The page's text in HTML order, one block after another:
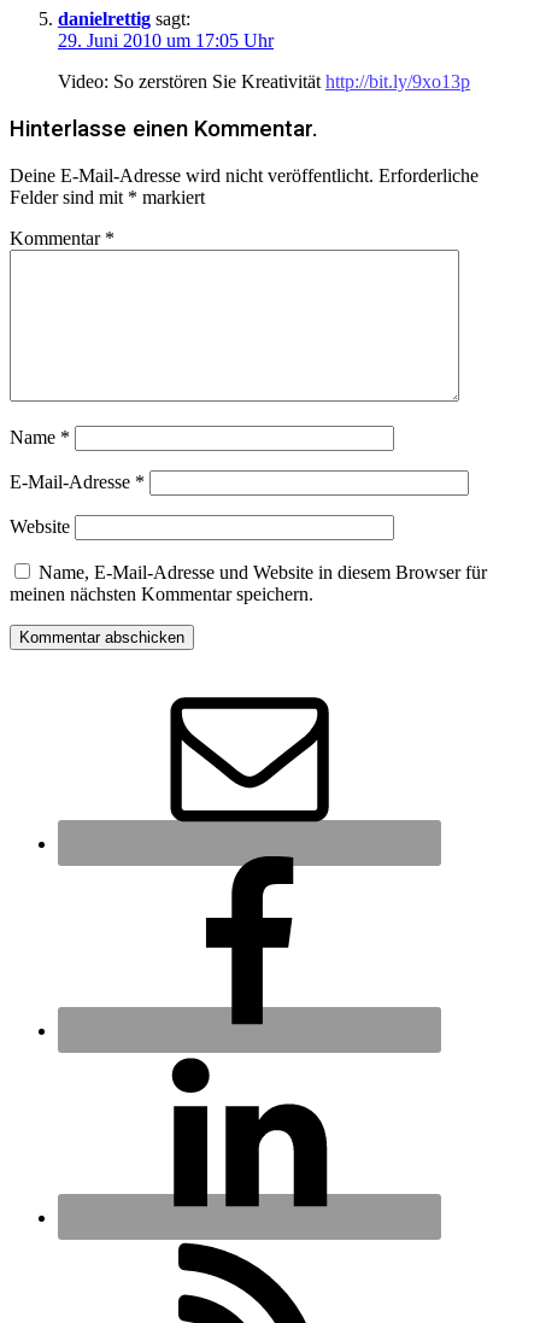
danielrettig sagt:
29. Juni 2010 um 17:05 Uhr
Video: So zerstören Sie Kreativitäthttp://bit.ly/9xo13p
Hinterlasse einen Kommentar.
Deine E-Mail-Adresse wird nicht veröffentlicht. Erforderliche
Felder sind mit * markiert
Kommentar *
Name *
E-Mail-Adresse *
Website
Name, E-Mail-Adresse und Website in diesem Browser für
meinen nächsten Kommentar speichern.